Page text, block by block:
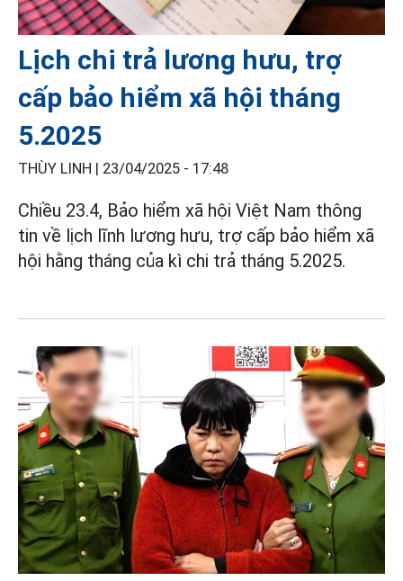
Lịch chi trả lương hưu, trợ
cấp bảo hiểm xã hội tháng
5.2025
THÙY LINH | 23/04/2025 - 17:48
Chiều 23.4, Bảo hiểm xã hội Việt Nam thông
tin về lịch lĩnh lương hưu, trợ cấp bảo hiểm xã
hội hằng tháng của kì chi trả tháng 5.2025.